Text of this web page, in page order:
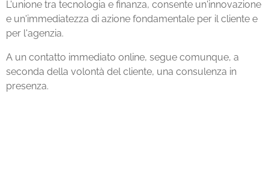
L'unione tra tecnologia e finanza, consente un'innovazione
e un'immediatezza di azione fondamentale per il cliente e
per l'agenzia.
A un contatto immediato online, segue comunque, a
seconda della volontà del cliente, una consulenza in
presenza.